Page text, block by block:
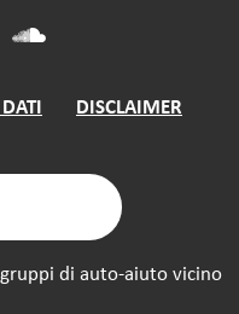
DISCLAIMER
gruppi di auto-aiuto vicino